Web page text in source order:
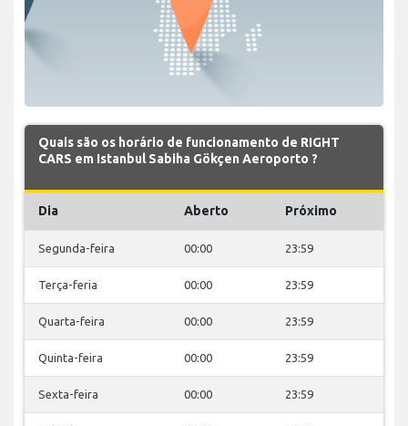
Quais são os horário de funcionamento de RIGHT
CARS em Istanbul Sabiha Gökçen Aeroporto ?
Dia Aberto Próximo
Segunda-feira 00:00 23:59
Terça-feria 00:00 23:59
Quarta-feira 00:00 23:59
Quinta-feira 00:00 23:59
Sexta-feira 00:00 23:59